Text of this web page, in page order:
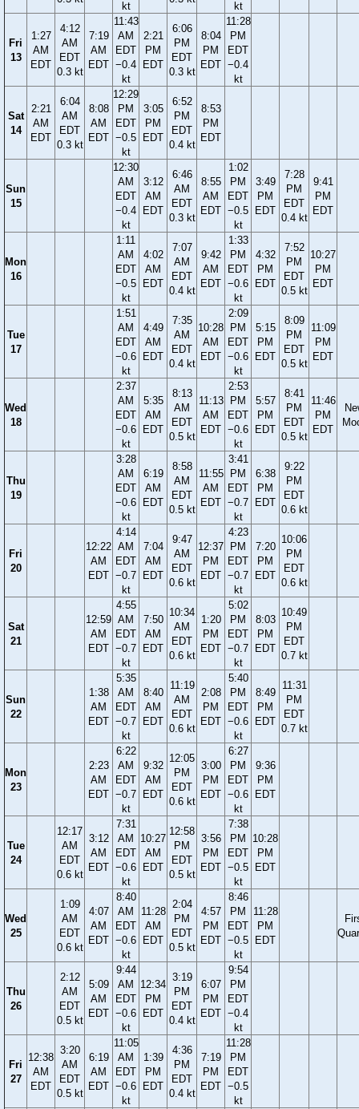
kt kt
Fri
13
1:27
AM
EDT
4:12
AM
EDT
0.3 kt
7:19
AM
EDT
11:43
AM
EDT
−0.4
kt
2:21
PM
EDT
6:06
PM
EDT
0.3 kt
8:04
PM
EDT
11:28
PM
EDT
−0.4
kt
Sat
14
2:21
AM
EDT
6:04
AM
EDT
0.3 kt
8:08
AM
EDT
12:29
PM
EDT
−0.5
kt
3:05
PM
EDT
6:52
PM
EDT
0.4 kt
8:53
PM
EDT
Sun
15
12:30
AM
EDT
−0.4
kt
3:12
AM
EDT
6:46
AM
EDT
0.3 kt
8:55
AM
EDT
1:02
PM
EDT
−0.5
kt
3:49
PM
EDT
7:28
PM
EDT
0.4 kt
9:41
PM
EDT
Mon
16
1:11
AM
EDT
−0.5
kt
4:02
AM
EDT
7:07
AM
EDT
0.4 kt
9:42
AM
EDT
1:33
PM
EDT
−0.6
kt
4:32
PM
EDT
7:52
PM
EDT
0.5 kt
10:27
PM
EDT
Tue
17
1:51
AM
EDT
−0.6
kt
4:49
AM
EDT
7:35
AM
EDT
0.4 kt
10:28
AM
EDT
2:09
PM
EDT
−0.6
kt
5:15
PM
EDT
8:09
PM
EDT
0.5 kt
11:09
PM
EDT
Wed
18
2:37
AM
EDT
−0.6
kt
5:35
AM
EDT
8:13
AM
EDT
0.5 kt
11:13
AM
EDT
2:53
PM
EDT
−0.6
kt
5:57
PM
EDT
8:41
PM
EDT
0.5 kt
11:46
PM
EDT
Thu
19
3:28
AM
EDT
−0.6
kt
6:19
AM
EDT
8:58
AM
EDT
0.5 kt
11:55
AM
EDT
3:41
PM
EDT
−0.7
kt
6:38
PM
EDT
9:22
PM
EDT
0.6 kt
Fri
20
12:22
AM
EDT
4:14
AM
EDT
−0.7
kt
7:04
AM
EDT
9:47
AM
EDT
0.6 kt
12:37
PM
EDT
4:23
PM
EDT
−0.7
kt
7:20
PM
EDT
10:06
PM
EDT
0.6 kt
Sat
21
12:59
AM
EDT
4:55
AM
EDT
−0.7
kt
7:50
AM
EDT
10:34
AM
EDT
0.6 kt
1:20
PM
EDT
5:02
PM
EDT
−0.7
kt
8:03
PM
EDT
10:49
PM
EDT
0.7 kt
Sun
22
1:38
AM
EDT
5:35
AM
EDT
−0.7
kt
8:40
AM
EDT
11:19
AM
EDT
0.6 kt
2:08
PM
EDT
5:40
PM
EDT
−0.6
kt
8:49
PM
EDT
11:31
PM
EDT
0.7 kt
Mon
23
2:23
AM
EDT
6:22
AM
EDT
−0.7
kt
9:32
AM
EDT
12:05
PM
EDT
0.6 kt
3:00
PM
EDT
6:27
PM
EDT
−0.6
kt
9:36
PM
EDT
Tue
24
12:17
AM
EDT
0.6 kt
3:12
AM
EDT
7:31
AM
EDT
−0.6
kt
10:27
AM
EDT
12:58
PM
EDT
0.5 kt
3:56
PM
EDT
7:38
PM
EDT
−0.5
kt
10:28
PM
EDT
Wed
25
1:09
AM
EDT
0.6 kt
4:07
AM
EDT
8:40
AM
EDT
−0.6
kt
11:28
AM
EDT
2:04
PM
EDT
0.5 kt
4:57
PM
EDT
8:46
PM
EDT
−0.5
kt
11:28
PM
EDT
Thu
26
2:12
AM
EDT
0.5 kt
5:09
AM
EDT
9:44
AM
EDT
−0.6
kt
12:34
PM
EDT
3:19
PM
EDT
0.4 kt
6:07
PM
EDT
9:54
PM
EDT
−0.4
kt
Fri
27
12:38
AM
EDT
3:20
AM
EDT
0.5 kt
6:19
AM
EDT
11:05
AM
EDT
−0.6
kt
1:39
PM
EDT
4:36
PM
EDT
0.4 kt
7:19
PM
EDT
11:28
PM
EDT
−0.5
kt